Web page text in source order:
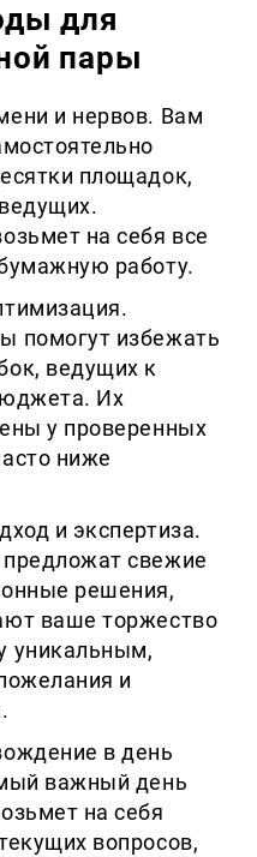
для
пары
и нервов. Вам
площадок,
на себя все
работу.
помогут избежать
ведущих к
Их
у проверенных
ниже
и экспертиза.
свежие
решения,
ваше торжество
уникальным,
и
в день
важный день
на себя
вопросов,